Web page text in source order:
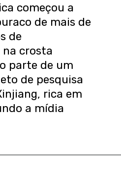
começou a
de mais de
de
crosta
parte de um
de pesquisa
rica em
a mídia